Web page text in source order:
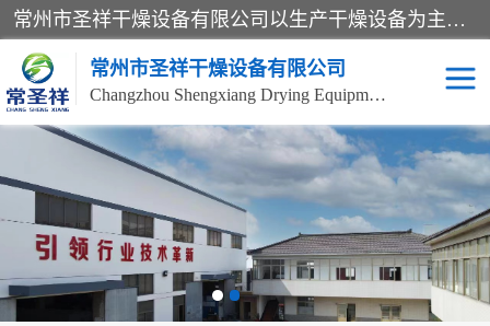
常州市圣祥干燥设备有限公司以生产干燥设备为主导产品，提供：干燥设备、干燥机、混合机、气流干燥机、烘箱、热风循环烘箱、沸腾干燥机、烘干机、喷雾干燥机等产品的生产、制造与销售服务。
常州市圣祥干燥设备有限公司
Changzhou Shengxiang Drying Equipment Co. , Ltd.
单锥真空干燥机 双锥真空干燥机
气流干燥机 滚筒刮板干燥机
干燥机 闪蒸干燥机